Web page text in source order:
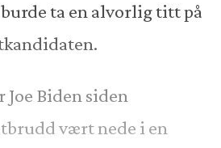
ta en alvorlig titt på
Joe Biden siden
vært nede i en